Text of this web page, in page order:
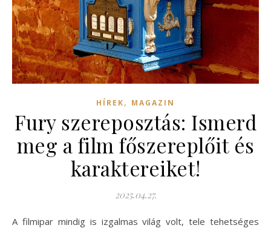
HÍREK, MAGAZIN
Fury szereposztás: Ismerd
meg a film főszereplőit és
karaktereiket!
2025.04.27.
A filmipar mindig is izgalmas világ volt, tele tehetséges